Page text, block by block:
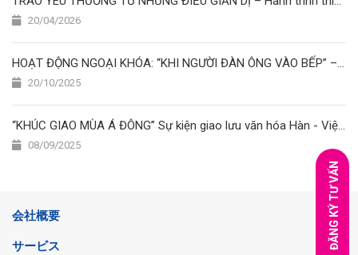
20/04/2026
HOẠT ĐỘNG NGOẠI KHÓA: “KHI NGƯỜI ĐÀN ÔNG VÀO BẾP” – CUỘC THI NẤU ĂN ĐẦY SẮC MÀU TẠI TRƯỜNG NHẬT NGỮ HOA SEN
20/10/2025
“KHÚC GIAO MÙA Á ĐÔNG” Sự kiện giao lưu văn hóa Hàn - Việt - Nhật
08/09/2025
会社概要
サービス ĐĂNG KÝ TƯ VẤN